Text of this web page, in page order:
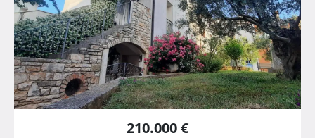
210.000 €